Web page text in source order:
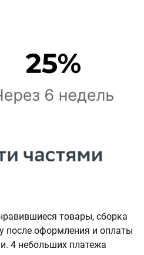
товары, сборка
после оформления и оплаты
4 небольших платежа